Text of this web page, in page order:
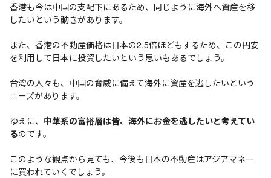
香港も今は中国の支配下にあるため、同じように海外へ資産を移
したいという動きがあります。
また、香港の不動産価格は日本の2.5倍ほどもするため、この円安
を利用して日本に投資したいという思いもあるでしょう。
台湾の人々も、中国の脅威に備えて海外に資産を逃したいという
ニーズがあります。
ゆえに、 中華系の富裕層は皆、海外にお金を逃したいと考えてい
るのです。
このような観点から見ても、今後も日本の不動産はアジアマネー
に買われていくでしょう。